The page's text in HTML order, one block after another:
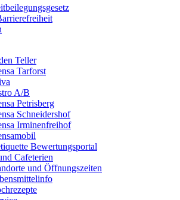
Teller
Tarforst
A/B
Petrisberg
Schneidershof
Irminenfreihof
Bewertungsportal
Cafeterien
und Öffnungszeiten